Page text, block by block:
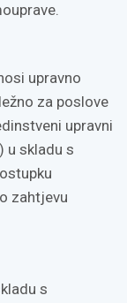
upravno
za poslove
upravni
u skladu s
zahtjevu
s